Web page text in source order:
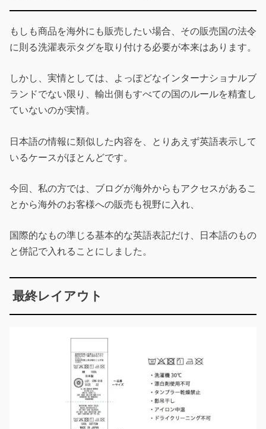
もしも商品を海外にも販売したい場合、その販売国の法令
に則る洗濯表示タグを取り付ける必要が本来はあります。
しかし、実情としては、よっぽどなインターナショナルブ
ランドでない限り、輸出側もすべての国のルールを精査し
ていないのが実情。
日本語の情報に類似した内容を、とりあえず英語表示して
いるケースがほとんどです。
今回、私の方では、ブログが海外からもアクセスがあるこ
とから海外のお客様への販売も視野に入れ、
国際的なもの準じる基本的な英語表記だけ、日本語のもの
と併記で入れることにしました。
最終レイアウト